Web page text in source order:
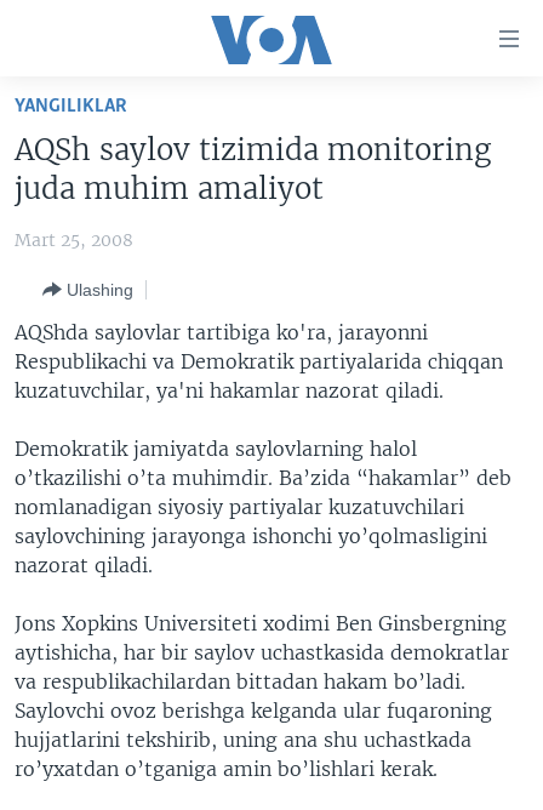
Boshiga
Qidiruvga
o'ting
AMERIKA
VATANDOSHLAR
MULTIMEDIA
AMERIKA MANZARALARI
VASHINGTON CHOYXONASI
MOBIL-SALOM!
VIDEO
IJTIMOIY TARMOQLAR
YOUTUBE
INSTAGRAM
ODNOKLASSNIKI
TWITTER
SOUNDCLOUD
EDITORIAL
Learning English
VOA
YANGILIKLAR
AQSh saylov tizimida monitoring
juda muhim amaliyot
Mart 25, 2008
Ulashing
AQShda saylovlar tartibiga ko'ra, jarayonni
Respublikachi va Demokratik partiyalarida chiqqan
kuzatuvchilar, ya'ni hakamlar nazorat qiladi.
Demokratik jamiyatda saylovlarning halol
o’tkazilishi o’ta muhimdir. Ba’zida “hakamlar” deb
nomlanadigan siyosiy partiyalar kuzatuvchilari
saylovchining jarayonga ishonchi yo’qolmasligini
nazorat qiladi.
Jons Xopkins Universiteti xodimi Ben Ginsbergning
aytishicha, har bir saylov uchastkasida demokratlar
va respublikachilardan bittadan hakam bo’ladi.
Saylovchi ovoz berishga kelganda ular fuqaroning
hujjatlarini tekshirib, uning ana shu uchastkada
ro’yxatdan o’tganiga amin bo’lishlari kerak.